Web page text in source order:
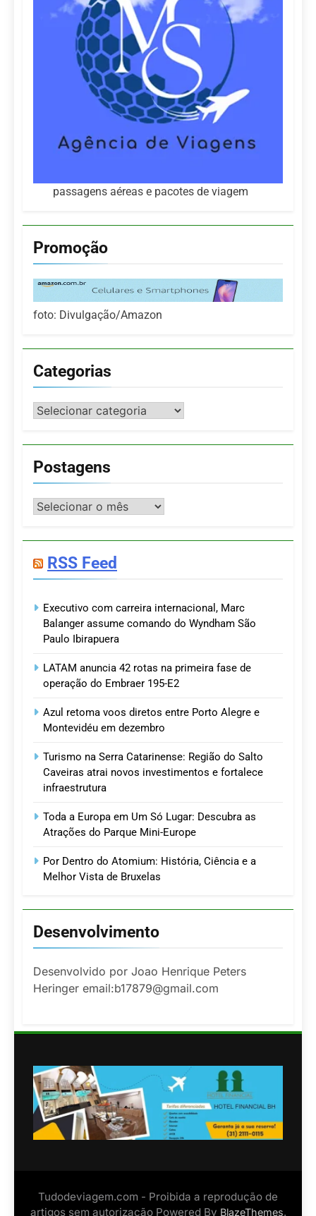
passagens aéreas e pacotes de viagem
Promoção
foto: Divulgação/Amazon
Categorias
Categorias
Postagens
Postagens
RSS Feed
Executivo com carreira internacional, Marc
Balanger assume comando do Wyndham São
Paulo Ibirapuera
LATAM anuncia 42 rotas na primeira fase de
operação do Embraer 195-E2
Azul retoma voos diretos entre Porto Alegre e
Montevidéu em dezembro
Turismo na Serra Catarinense: Região do Salto
Caveiras atrai novos investimentos e fortalece
infraestrutura
Toda a Europa em Um Só Lugar: Descubra as
Atrações do Parque Mini-Europe
Por Dentro do Atomium: História, Ciência e a
Melhor Vista de Bruxelas
Desenvolvimento
Desenvolvido por Joao Henrique Peters
Heringer email:b17879@gmail.com
Tudodeviagem.com - Proibida a reprodução de
artigos sem autorização Powered By BlazeThemes.